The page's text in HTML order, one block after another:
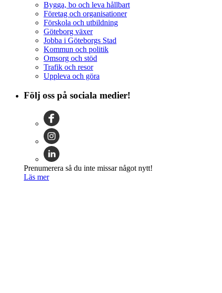
Bygga, bo och leva hållbart
Företag och organisationer
Förskola och utbildning
Göteborg växer
Jobba i Göteborgs Stad
Kommun och politik
Omsorg och stöd
Trafik och resor
Uppleva och göra
Följ oss på sociala medier!
Prenumerera så du inte missar något nytt!
Läs mer